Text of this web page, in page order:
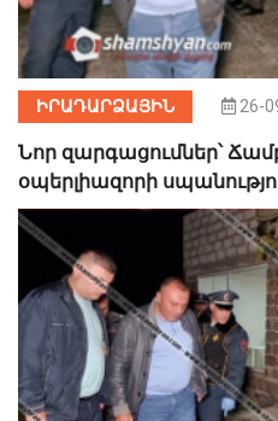
ԻՐԱԴԱՐՁԱՅԻՆ 26-
Նոր զարգացումներ՝
օպերլիազորի